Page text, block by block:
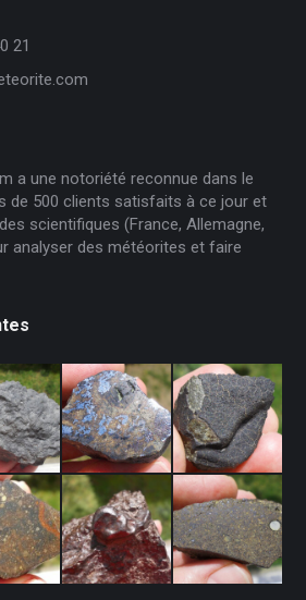
21
a une notoriété reconnue dans le
de 500 clients satisfaits à ce jour et
scientifiques (France, Allemagne,
analyser des météorites et faire